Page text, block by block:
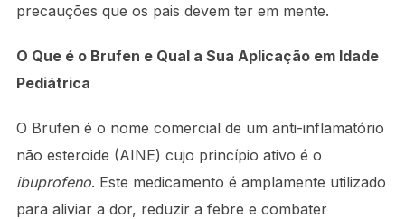
precauções que os pais devem ter em mente.
O Que é o Brufen e Qual a Sua Aplicação em Idade
Pediátrica
O Brufen é o nome comercial de um anti-inflamatório
não esteroide (AINE) cujo princípio ativo é o
ibuprofeno. Este medicamento é amplamente utilizado
para aliviar a dor, reduzir a febre e combater